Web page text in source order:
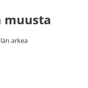
muusta
arkea